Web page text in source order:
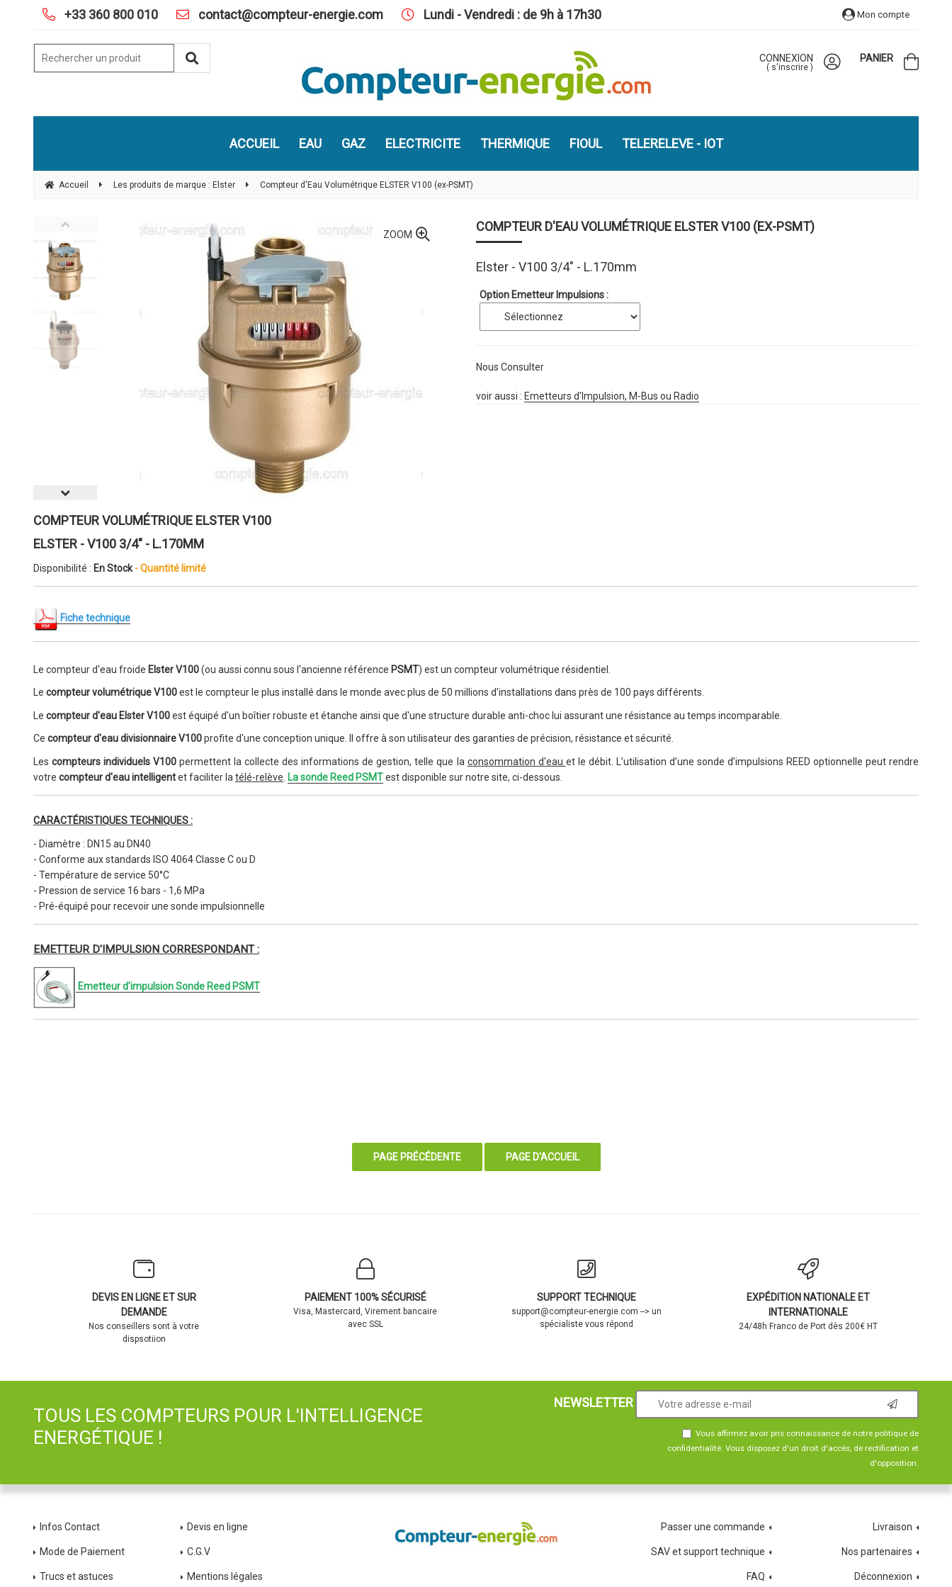
CONNEXION
( s'inscrire )
PANIER
ACCUEIL EAU GAZ ELECTRICITE THERMIQUE FIOUL TELERELEVE - IOT
Accueil Les produits de marque : Elster Compteur d'Eau Volumétrique ELSTER V100 (ex-PSMT)
ZOOM
COMPTEUR D'EAU VOLUMÉTRIQUE ELSTER V100 (EX-PSMT)
Elster - V100 3/4" - L.170mm
Option Emetteur Impulsions :
Nous Consulter
voir aussi : Emetteurs d'Impulsion, M-Bus ou Radio
COMPTEUR VOLUMÉTRIQUE ELSTER V100
ELSTER - V100 3/4" - L.170MM
Disponibilité : En Stock- Quantité limité
Fiche technique
Le compteur d'eau froide Elster V100(ou aussi connu sous l'ancienne référence PSMT) est un compteur volumétrique résidentiel.
Le compteur volumétrique V100est le compteur le plus installé dans le monde avec plus de 50 millions d'installations dans près de 100 pays différents.
Le compteur d'eau Elster V100est équipé d'un boîtier robuste et étanche ainsi que d'une structure durable anti-choc lui assurant une résistance au temps incomparable.
Ce compteur d'eau divisionnaire V100profite d'une conception unique. Il offre à son utilisateur des garanties de précision, résistance et sécurité.
Lescompteurs individuels V100 permettent la collecte des informations de gestion, telle que la consommation d'eau et le débit. L’utilisation d’une sonde d’impulsions REED optionnelle peut rendre
votre compteur d'eau intelligentetfaciliter la télé-relève La sonde Reed PSMTest disponible sur notre site, ci-dessous.
CARACTÉRISTIQUES TECHNIQUES :
- Diamètre : DN15 au DN40
- Conforme aux standards ISO 4064 Classe C ou D
- Température de service 50°C
- Pression de service 16 bars - 1,6 MPa
- Pré-équipé pour recevoir une sonde impulsionnelle
EMETTEUR D'IMPULSION CORRESPONDANT :
Emetteur d'impulsion Sonde Reed PSMT
+33 360 800 010 contact@compteur-energie.com Lundi - Vendredi : de 9h à 17h30 Mon compte
DEVIS EN LIGNE ET SUR
DEMANDE
Nos conseillers sont à votre
dispsotiion
PAIEMENT 100% SÉCURISÉ
Visa, Mastercard, Virement bancaire
avec SSL
SUPPORT TECHNIQUE
support@compteur-energie.com --> un
spécialiste vous répond
EXPÉDITION NATIONALE ET
INTERNATIONALE
24/48h Franco de Port dès 200€ HT
TOUS LES COMPTEURS POUR L'INTELLIGENCE
ENERGÉTIQUE !
NEWSLETTER
Vous affirmez avoir pris connaissance de notre politique de
confidentialité. Vous disposez d'un droit d'accès, de rectification et
d'opposition.
Infos Contact Devis en ligne
Mode de Paiement C.G.V
Trucs et astuces Mentions légales
Passer une commande Livraison
SAV et support technique Nos partenaires
FAQ Déconnexion